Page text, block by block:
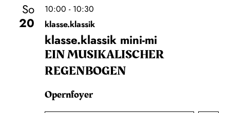
So
20
10:00 - 10:30
klasse.klassik
klasse.klassik mini-mi
EIN MUSIKALISCHER
REGENBOGEN
Opernfoyer